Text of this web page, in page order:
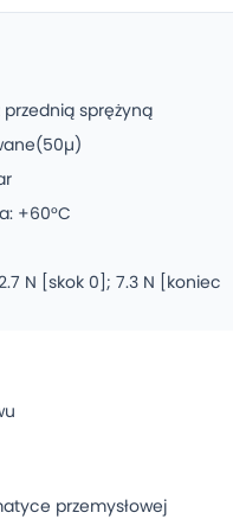
przednią sprężyną
+60°C
N [skok 0]; 7.3 N [koniec
przemysłowej